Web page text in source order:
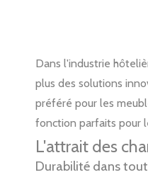
Dans l'industrie
plus des solutions
préféré pour les
fonction parfaits pour
L'attrait des
Durabilité dans